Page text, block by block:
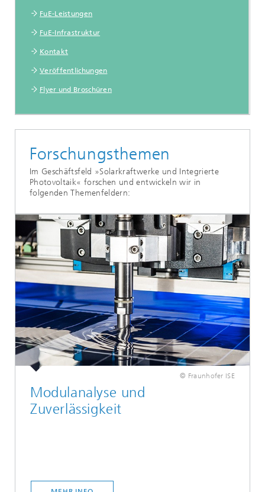
FuE-Leistungen
FuE-Infrastruktur
Kontakt
Veröffentlichungen
Flyer und Broschüren
Forschungsthemen
Im Geschäftsfeld »Solarkraftwerke und Integrierte
Photovoltaik« forschen und entwickeln wir in
folgenden Themenfeldern:
© Fraunhofer ISE
Modulanalyse und
Zuverlässigkeit